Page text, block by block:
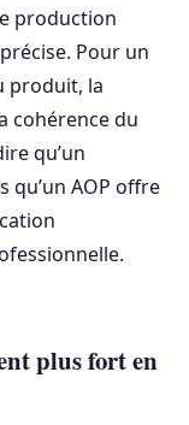
production
Pour un
produit, la
cohérence du
qu’un
qu’un AOP offre
plus fort en